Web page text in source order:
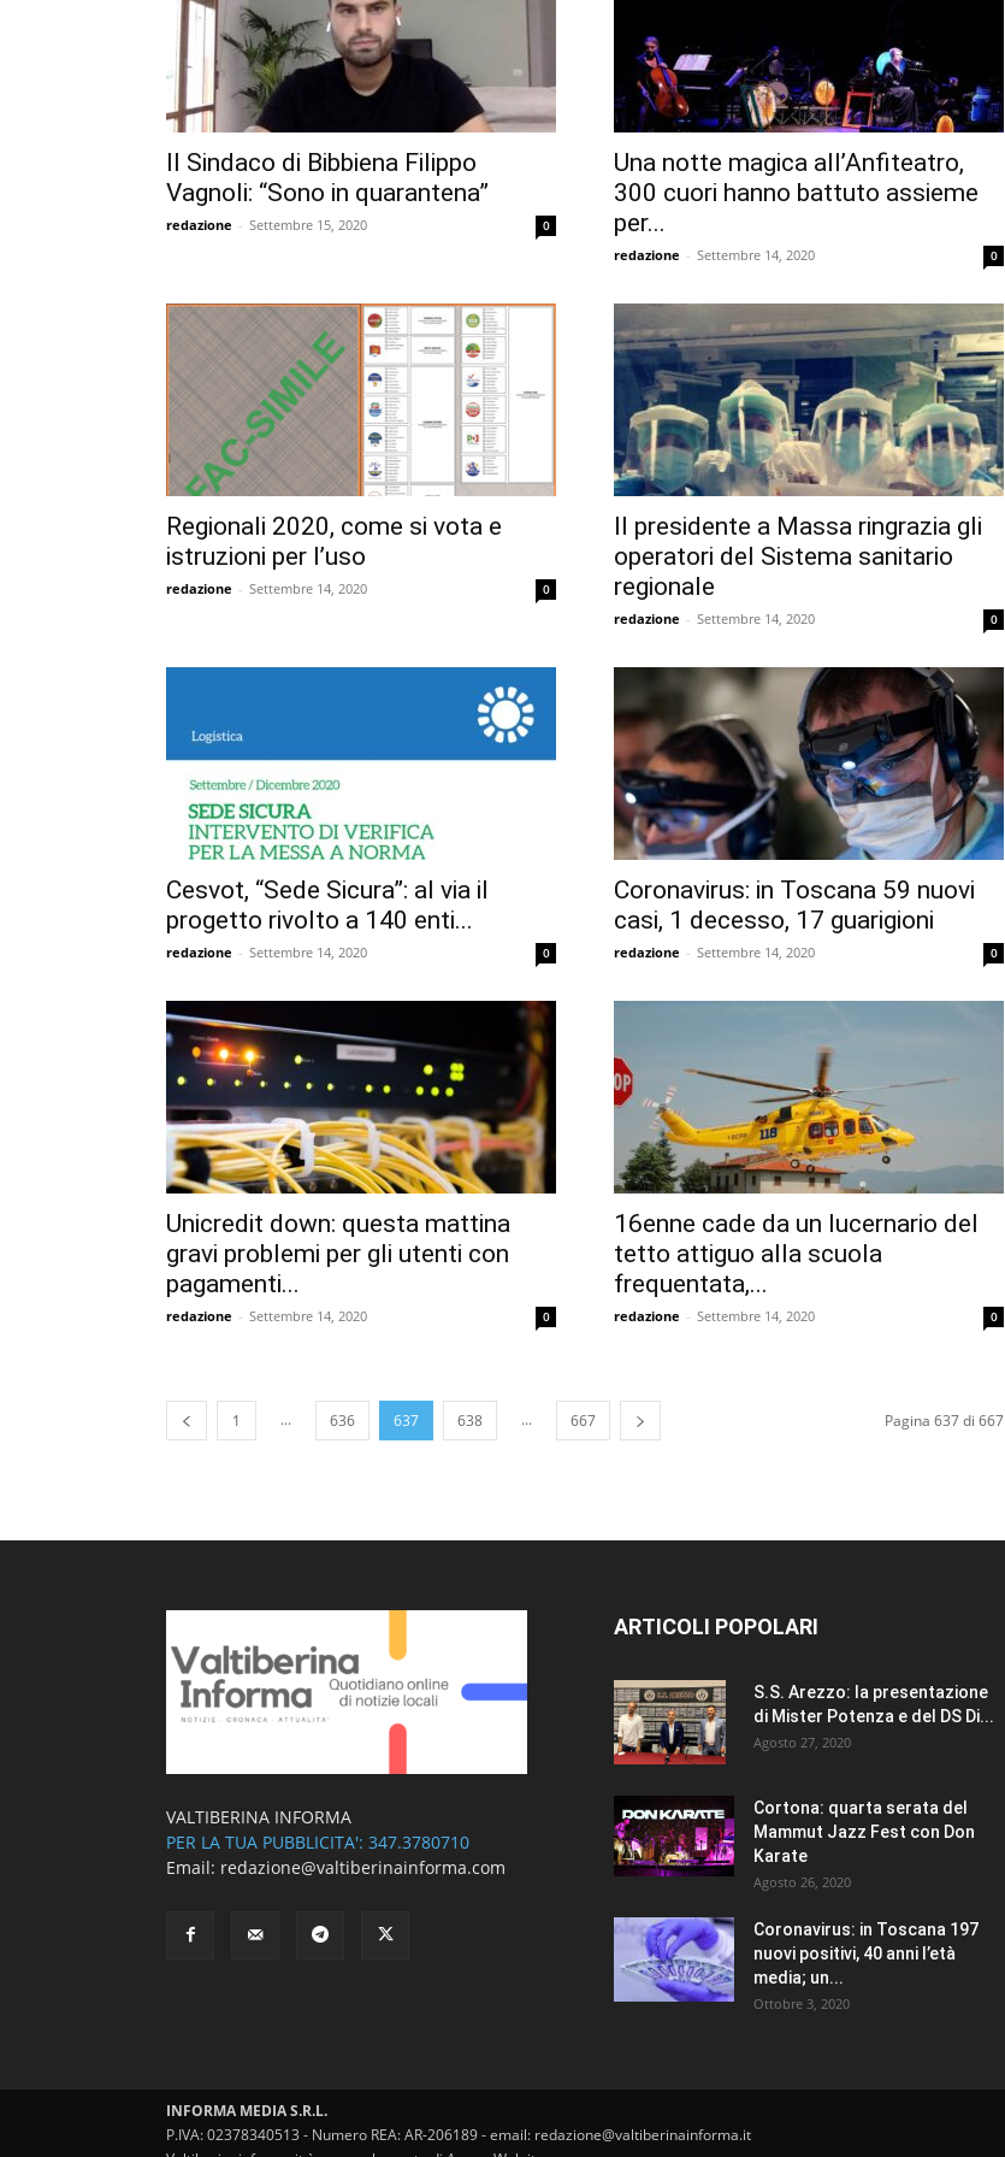
Il Sindaco di Bibbiena Filippo
Vagnoli: “Sono in quarantena”
redazione - Settembre 15, 2020 0
Una notte magica all’Anfiteatro,
300 cuori hanno battuto assieme
per...
redazione - Settembre 14, 2020 0
Regionali 2020, come si vota e
istruzioni per l’uso
redazione - Settembre 14, 2020 0
Il presidente a Massa ringrazia gli
operatori del Sistema sanitario
regionale
redazione - Settembre 14, 2020 0
Cesvot, “Sede Sicura”: al via il
progetto rivolto a 140 enti...
redazione - Settembre 14, 2020 0
Coronavirus: in Toscana 59 nuovi
casi, 1 decesso, 17 guarigioni
redazione - Settembre 14, 2020 0
Unicredit down: questa mattina
gravi problemi per gli utenti con
pagamenti...
redazione - Settembre 14, 2020 0
16enne cade da un lucernario del
tetto attiguo alla scuola
frequentata,...
redazione - Settembre 14, 2020 0
1 ... 636 637 638 ... 667 Pagina 637 di 667
VALTIBERINA INFORMA
PER LA TUA PUBBLICITA': 347.3780710
Email: redazione@valtiberinainforma.com
ARTICOLI POPOLARI
S.S. Arezzo: la presentazione
di Mister Potenza e del DS Di...
Agosto 27, 2020
Cortona: quarta serata del
Mammut Jazz Fest con Don
Karate
Agosto 26, 2020
Coronavirus: in Toscana 197
nuovi positivi, 40 anni l’età
media; un...
Ottobre 3, 2020
INFORMA MEDIA S.R.L.
P.IVA: 02378340513 - Numero REA: AR-206189 - email: redazione@valtiberinainforma.it